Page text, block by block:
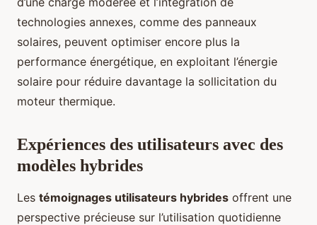
technologies annexes, comme des panneaux
solaires, peuvent optimiser encore plus la
performance énergétique, en exploitant l’énergie
solaire pour réduire davantage la sollicitation du
moteur thermique.
Expériences des utilisateurs avec des
modèles hybrides
Les témoignages utilisateurs hybrides offrent une
perspective précieuse sur l’utilisation quotidienne